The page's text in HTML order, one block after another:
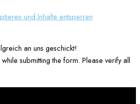
und Inhalte entsperren
an uns geschickt!
submitting the form. Please verify all